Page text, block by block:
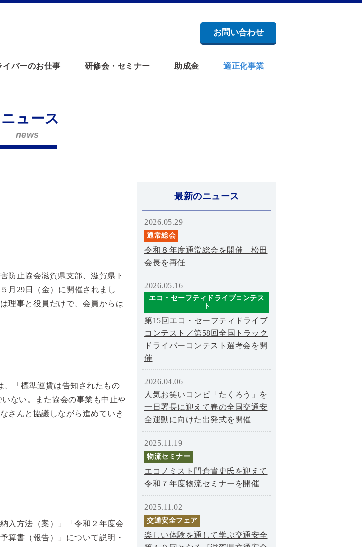
お問い合わせ
イバーのお仕事 研修会・セミナー 助成金 適正化事業
ニュース
news
防止協会滋賀県支部、滋賀県ト
月29日（金）に開催されまし
理事と役員だけで、会員からは
、「標準運賃は告知されたもの
ない。また協会の事業も中止や
さんと協議しながら進めていき
入方法（案）」「令和２年度会
算書（報告）」について説明・
最新のニュース
2026.05.29
通常総会
令和８年度通常総会を開催 松田
会長を再任
2026.05.16
エコ・セーフティドライブコンテス
ト
第15回エコ・セーフティドライブ
コンテスト／第58回全国トラック
ドライバーコンテスト選考会を開
催
2026.04.06
人気お笑いコンビ「たくろう」を
一日署長に迎えて春の全国交通安
全運動に向けた出発式を開催
2025.11.19
物流セミナー
エコノミスト門倉貴史氏を迎えて
令和７年度物流セミナーを開催
2025.11.02
交通安全フェア
楽しい体験を通して学ぶ交通安全